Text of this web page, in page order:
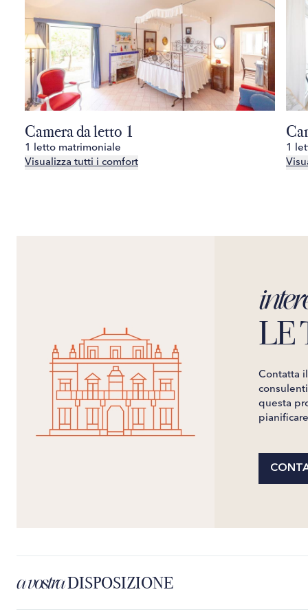
Camera da letto 1
1 letto matrimoniale
Visualizza tutti i comfort
1
LE
Contatta
questa
a vostraDISPOSIZIONE